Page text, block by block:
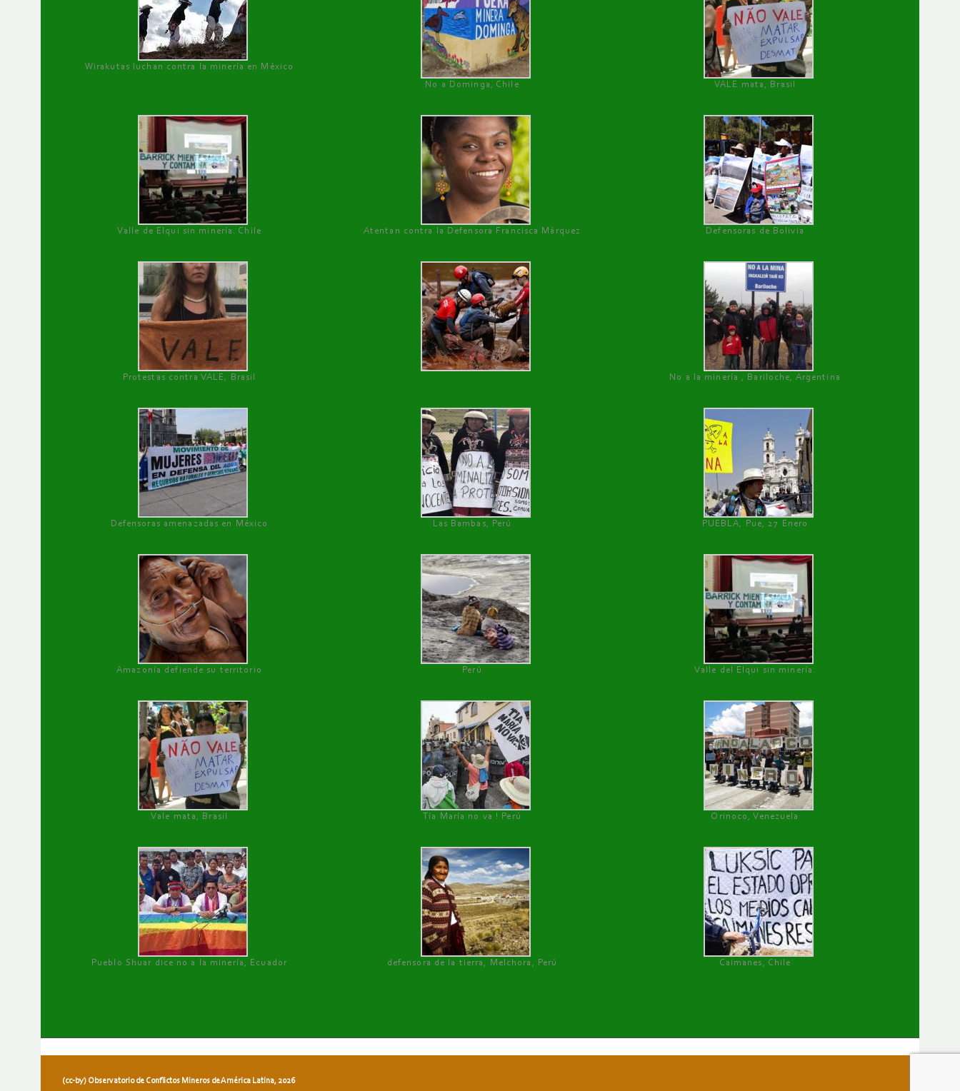
Wirakutas luchan contra la minería en México
No a Dominga, Chile
VALE mata, Brasil
Valle de Elqui sin minería. Chile Atentan contra la Defensora Francisca Márquez Defensoras de Bolivia
Protestas contra VALE, Brasil No a la minería , Bariloche, Argentina
Defensoras amenazadas en México Las Bambas, Perú PUEBLA, Pue, 27 Enero
Amazonía defiende su territorio Perú Valle del Elqui sin minería.
Vale mata, Brasil Tía María no va ! Perú Orinoco, Venezuela
Pueblo Shuar dice no a la minería, Ecuador defensora de la tierra, Melchora, Perú Caimanes, Chile
(cc-by) Observatorio de Conflictos Mineros de América Latina, 2026